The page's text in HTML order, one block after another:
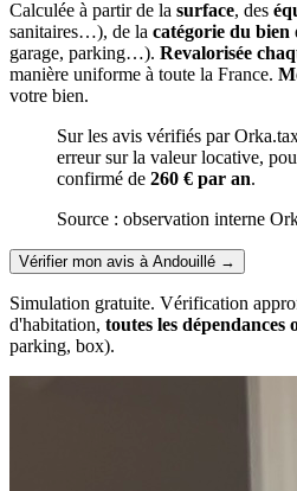
Calculée à partir de la surface, des
sanitaires…), de la catégorie du bien
garage, parking…). Revalorisée
manière uniforme à toute la France.
votre bien.
Sur les avis vérifiés par
erreur sur la valeur locative,
confirmé de 260 € par an.
Source : observation interne
Vérifier mon avis à Andouillé →
Simulation gratuite. Vérification
d'habitation, toutes les dépendances
parking, box).